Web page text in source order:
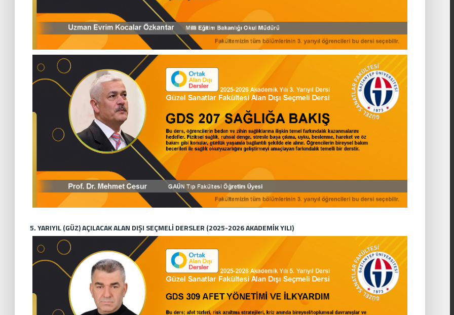
5. YARIYIL (GÜZ) AÇILACAK ALAN DIŞI SEÇMELİ DERSLER (2025-2026 AKADEMİK YILI)